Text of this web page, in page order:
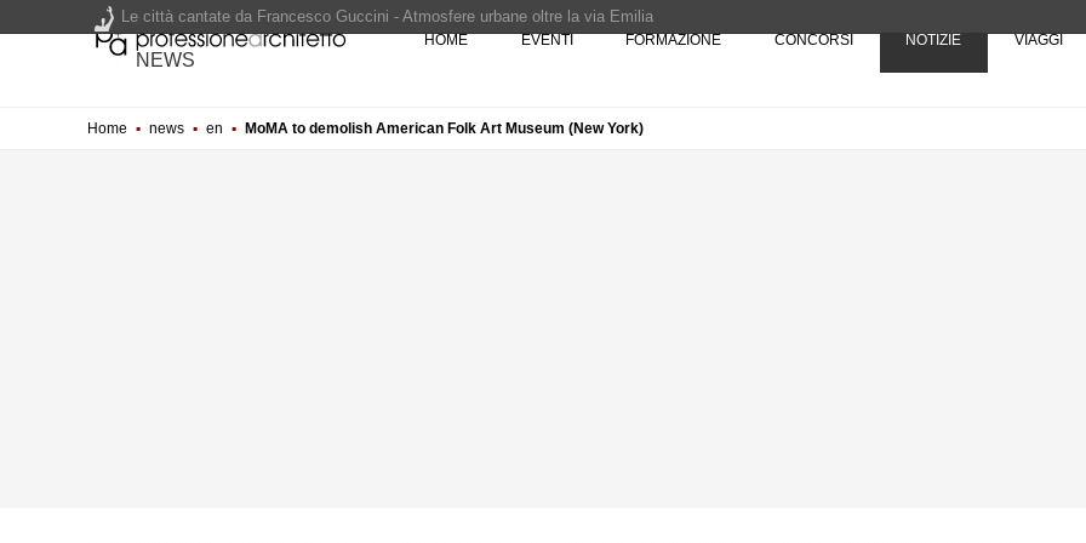
NEWS
HOME EVENTI FORMAZIONE CONCORSI NOTIZIE VIAGGI
Home ▪ news ▪ en ▪ MoMA to demolish American Folk Art Museum (New York)
Le città cantate da Francesco Guccini - Atmosfere urbane oltre la via Emilia
Renzo Piano World Tour 2026, ottava edizione in partenza. Rotta verso Ovest - Europa, Stati Uniti e Canada | 22 agosto > 30 settembre